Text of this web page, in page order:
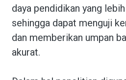
daya pendidikan yang
sehingga dapat menguji
dan memberikan umpan
akurat.